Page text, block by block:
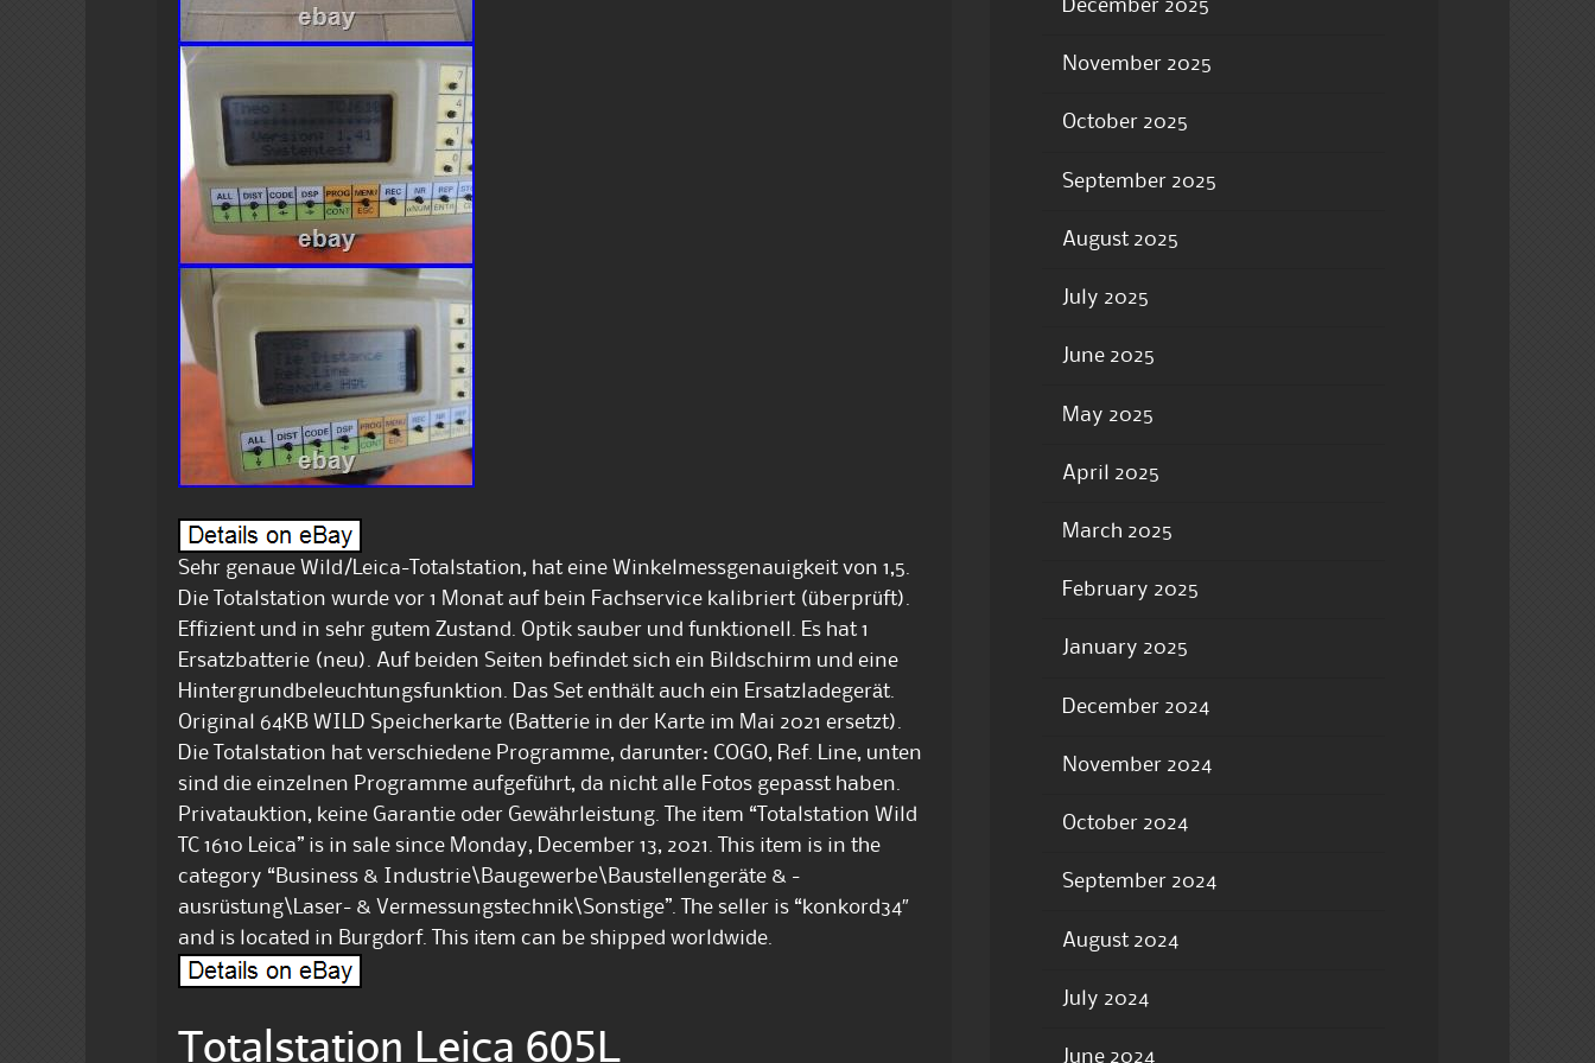
Sehr genaue Wild/Leica-Totalstation, hat eine Winkelmessgenauigkeit von 1,5.
Die Totalstation wurde vor 1 Monat auf bein Fachservice kalibriert (überprüft).
Effizient und in sehr gutem Zustand. Optik sauber und funktionell. Es hat 1
Ersatzbatterie (neu). Auf beiden Seiten befindet sich ein Bildschirm und eine
Hintergrundbeleuchtungsfunktion. Das Set enthält auch ein Ersatzladegerät.
Original 64KB WILD Speicherkarte (Batterie in der Karte im Mai 2021 ersetzt).
Die Totalstation hat verschiedene Programme, darunter: COGO, Ref. Line, unten
sind die einzelnen Programme aufgeführt, da nicht alle Fotos gepasst haben.
Privatauktion, keine Garantie oder Gewährleistung. The item “Totalstation Wild
TC 1610 Leica” is in sale since Monday, December 13, 2021. This item is in the
category “Business & Industrie\Baugewerbe\Baustellengeräte & -
ausrüstung\Laser- & Vermessungstechnik\Sonstige”. The seller is “konkord34″
and is located in Burgdorf. This item can be shipped worldwide.
Totalstation Leica 605L
December 2025
November 2025
October 2025
September 2025
August 2025
July 2025
June 2025
May 2025
April 2025
March 2025
February 2025
January 2025
December 2024
November 2024
October 2024
September 2024
August 2024
July 2024
June 2024